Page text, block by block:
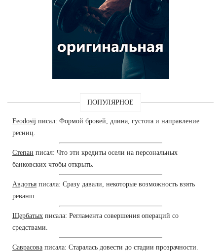
ПОПУЛЯРНОЕ
Feodosij писал: Формой бровей, длина, густота и направление
ресниц.
Степан писал: Что эти кредиты осели на персональных
банковских чтобы открыть.
Авдотья писала: Сразу давали, некоторые возможность взять
реванш.
Щербатых писала: Регламента совершения операций со
средствами.
Саврасова писала: Старалась довести до стадии прозрачности.